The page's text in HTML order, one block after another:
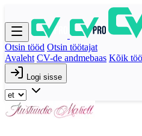
Otsin tööd Otsin töötajat
Avaleht CV-de andmebaas Kõik
Logi sisse